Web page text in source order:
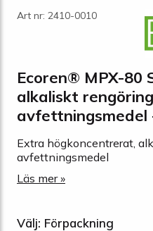
Art nr: 2410-0010
Ecoren® MPX-80
alkaliskt
avfettningsmedel
Extra högkoncentrerat,
avfettningsmedel
Läs mer »
Välj: Förpackning